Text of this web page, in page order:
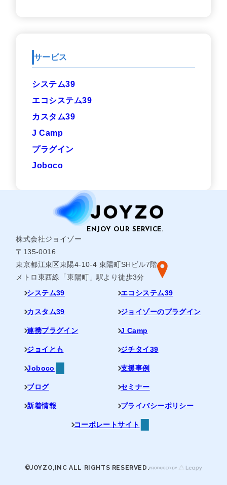
サービス
システム39
エコシステム39
カスタム39
J Camp
プラグイン
Joboco
株式会社ジョイゾー
〒135-0016
東京都江東区東陽4-10-4 東陽町SHビル7階
メトロ東西線「東陽町」駅より徒歩3分
システム39
エコシステム39
カスタム39 ジョイゾーのプラグイン
連携プラグイン J Camp
ジョイとも ジチタイ39
Joboco 支援事例
ブログ セミナー
新着情報 プライバシーポリシー
コーポレートサイト
©JOYZO,INC ALL RIGHTS RESERVED.